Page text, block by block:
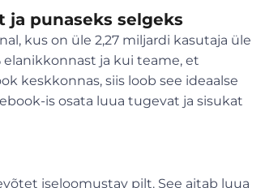
ja punaseks selgeks
kus on üle 2,27 miljardi kasutaja üle
elanikkonnast ja kui teame, et
keskkonnas, siis loob see ideaalse
is osata luua tugevat ja sisukat
iseloomustav pilt. See aitab luua